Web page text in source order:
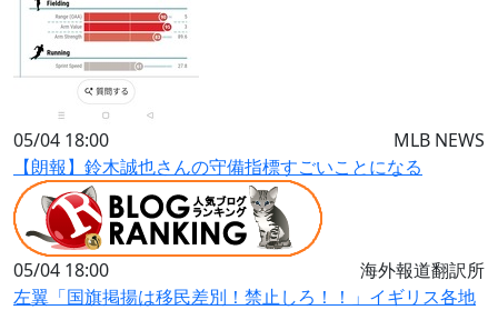
05/04 18:00
MLB NEWS
【朗報】鈴木誠也さんの守備指標すごいことになる
05/04 18:00
海外報道翻訳所
左翼「国旗掲揚は移民差別！禁止しろ！！」イギリス各地